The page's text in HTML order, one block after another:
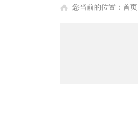
您当前的位置： 首页